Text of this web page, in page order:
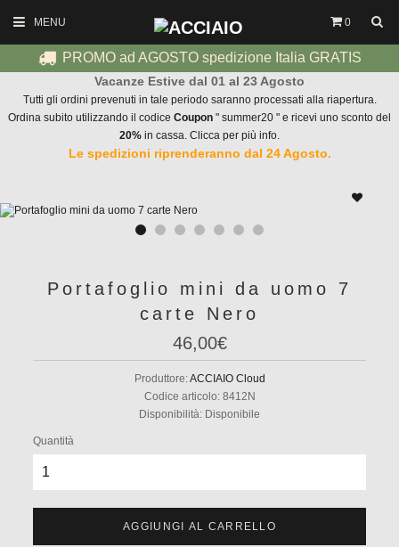
MENU 0
PROMO ad AGOSTO spedizione Italia GRATIS
Vacanze Estive dal 01 al 23 Agosto
Tutti gli ordini prevenuti in tale periodo saranno processati alla riapertura.
Ordina subito utilizzando il codice Coupon " summer20 " e ricevi uno sconto del
20% in cassa. Clicca per più info.
Le spedizioni riprenderanno dal 24 Agosto.
Portafoglio mini da uomo 7
carte Nero
46,00€
Produttore:ACCIAIO Cloud
Codice articolo: 8412N
Disponibilità: Disponibile
Quantità
AGGIUNGI AL CARRELLO